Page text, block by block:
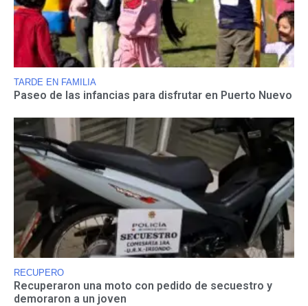
TARDE EN FAMILIA
Paseo de las infancias para disfrutar en Puerto Nuevo
RECUPERO
Recuperaron una moto con pedido de secuestro y
demoraron a un joven